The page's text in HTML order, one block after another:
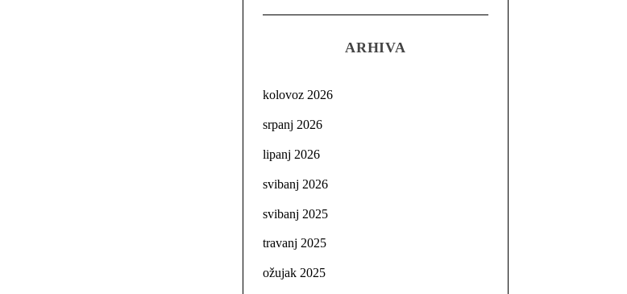
ARHIVA
kolovoz 2026
srpanj 2026
lipanj 2026
svibanj 2026
svibanj 2025
travanj 2025
ožujak 2025